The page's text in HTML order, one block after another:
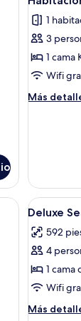
todas
las
fotos
de
triple
1
3
1 cama
Wifi
Más
Más
y muebles
Abrir
todas
las
fotos
de
Deluxe
SeaView
14
Deluxe
592
4
1 cama
Wifi
Más
Más